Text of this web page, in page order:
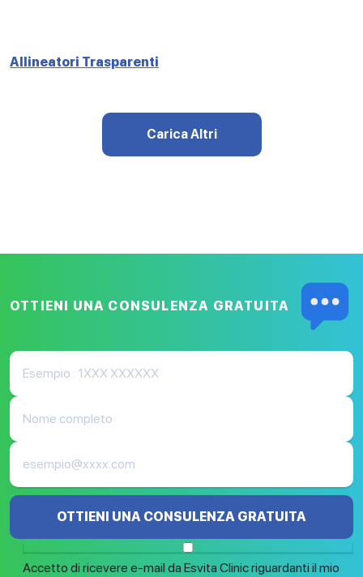
Allineatori Trasparenti
Carica Altri
OTTIENI UNA CONSULENZA GRATUITA
OTTIENI UNA CONSULENZA GRATUITA
Accetto di ricevere e-mail da Esvita Clinic riguardanti il mio